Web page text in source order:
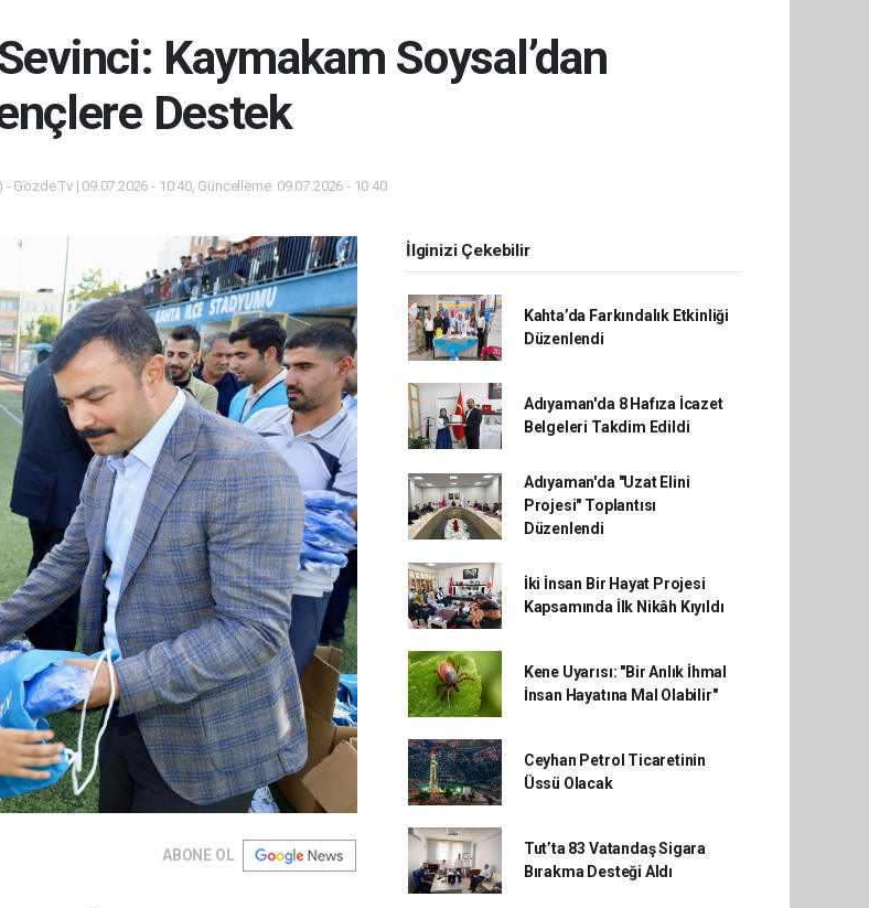
Kaymakam Soysal’dan
Destek
- Gözde Tv | 09.07.2026 - 10:40, Güncelleme: 09.07.2026 - 10:40
ABONE OL
İlginizi Çekebilir
Kahta’da Farkındalık Etkinliği
Düzenlendi
Adıyaman'da 8 Hafıza İcazet
Belgeleri Takdim Edildi
Adıyaman'da "Uzat Elini
Projesi" Toplantısı
Düzenlendi
İki İnsan Bir Hayat Projesi
Kapsamında İlk Nikâh Kıyıldı
Kene Uyarısı: "Bir Anlık İhmal
İnsan Hayatına Mal Olabilir"
Ceyhan Petrol Ticaretinin
Üssü Olacak
Tut’ta 83 Vatandaş Sigara
Bırakma Desteği Aldı